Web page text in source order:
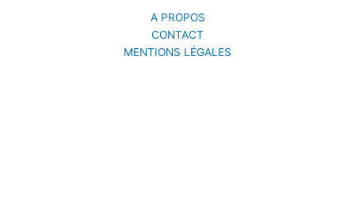
A PROPOS
CONTACT
MENTIONS LÉGALES